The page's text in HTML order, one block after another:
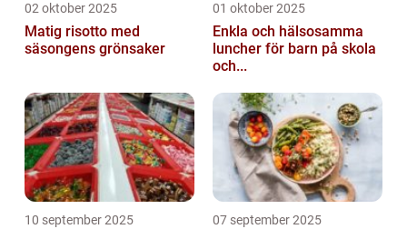
02 oktober 2025
Matig risotto med
säsongens grönsaker
01 oktober 2025
Enkla och hälsosamma
luncher för barn på skola
och...
10 september 2025 07 september 2025